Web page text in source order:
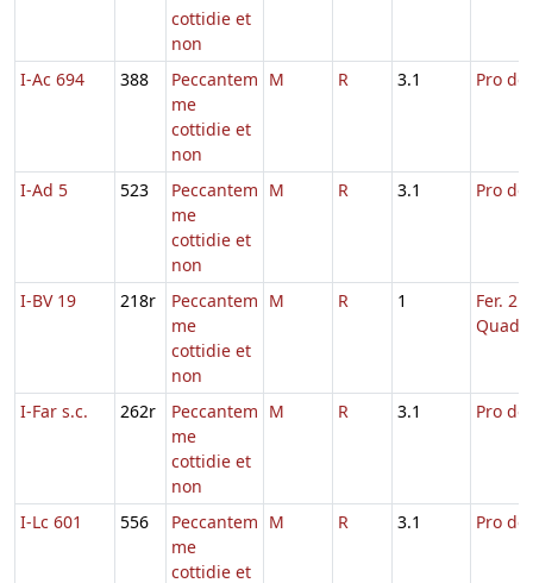
cottidie et
non
I-Ac 694
388
Peccantem
me
cottidie et
non
M R 3.1 Pro
I-Ad 5 523
Peccantem
me
cottidie et
non
M R 3.1 Pro
I-BV 19 218r
Peccantem
me
cottidie et
non
M R 1
Fer. 2
Quad.
I-Far s.c. 262r
Peccantem
me
cottidie et
non
M R 3.1 Pro
I-Lc 601 556
Peccantem
me
cottidie et
M R 3.1 Pro